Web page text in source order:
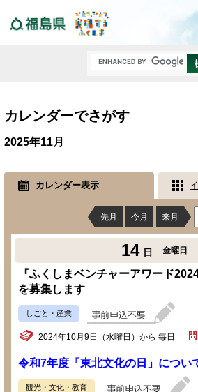
カレンダーでさがす
2025年11月
カレンダー表示
先月 今月 来月
14 日 金曜日
『ふくしまベンチャーアワード
を募集します
しごと・産業
2024年10月9日（水曜日）から 毎日
令和7年度「東北文化の日」につい
観光・文化・教育